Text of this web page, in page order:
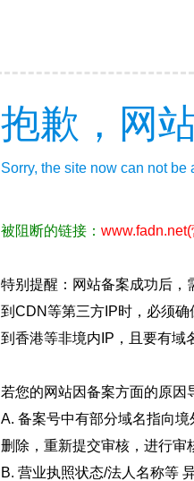
抱歉，网
Sorry, the site now can not be
被阻断的链接： www.fadn.net(
特别提醒：网站备案成功后，
到CDN等第三方IP时，必须
到香港等非境内IP，且要有域
若您的网站因备案方面的原因
A. 备案号中有部分域名指向
删除，重新提交审核，进行审
B. 营业执照状态/法人名称等